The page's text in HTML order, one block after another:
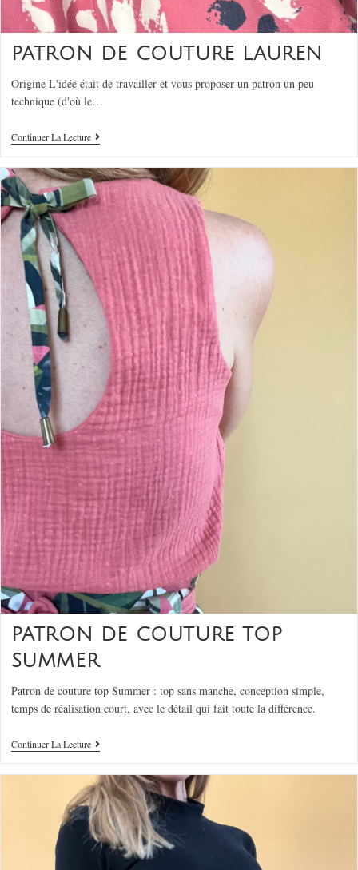
PATRON DE COUTURE LAUREN
Origine L'idée était de travailler et vous proposer un patron un peu
technique (d'où le…
Continuer La Lecture
PATRON DE COUTURE TOP
SUMMER
Patron de couture top Summer : top sans manche, conception simple,
temps de réalisation court, avec le détail qui fait toute la différence.
Continuer La Lecture